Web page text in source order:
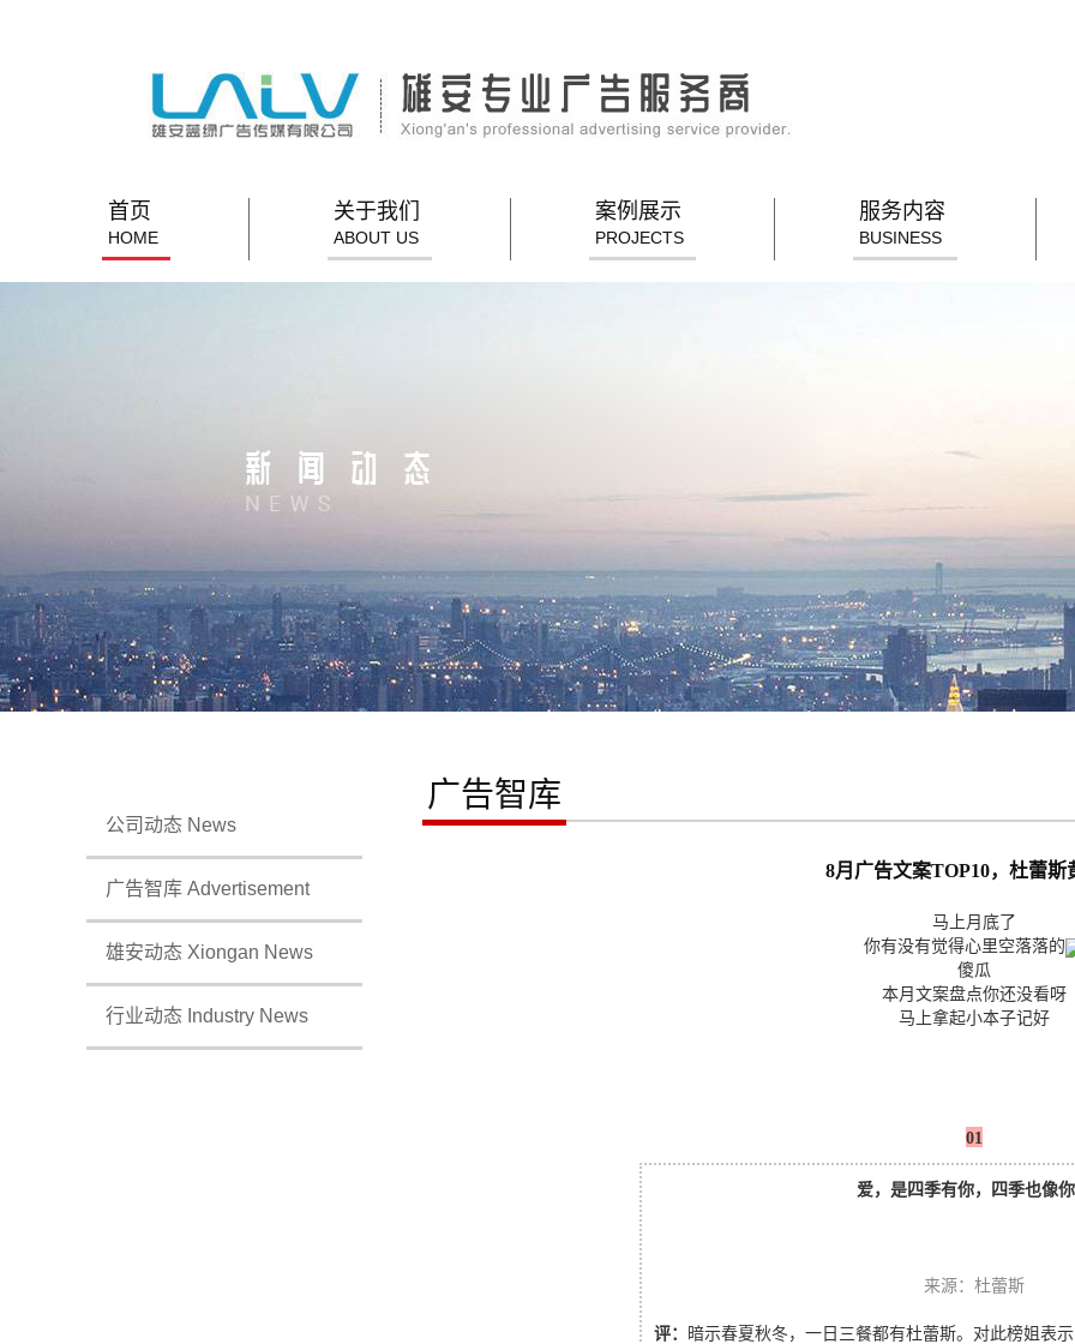
首页
HOME
关于我们
ABOUT US
案例展示
PROJECTS
服务内容
BUSINESS
公司动态 News
广告智库 Advertisement
雄安动态 Xiongan News
行业动态 Industry News
广告智库
8月广告文案TOP10，杜蕾斯
马上月底了
你有没有觉得心里空落落的
傻瓜
本月文案盘点你还没看呀
马上拿起小本子记好
01
爱，是四季有你，四季也像
来源：杜蕾斯
评： 暗示春夏秋冬，一日三餐都有杜蕾斯。对此榜姐表